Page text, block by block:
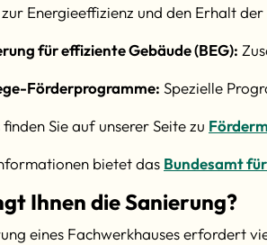
Energieeffizienz und den Erhalt
für effiziente Gebäude (BEG):
Förderprogramme: Spezielle
Sie auf unserer Seite zu
bietet das Bundesamt
Ihnen die Sanierung?
eines Fachwerkhauses erfordert